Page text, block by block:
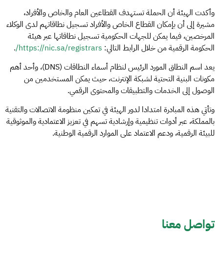
وأكدت الهيئة أن الحملة تستهدف القطاعين العام والخاص والأفراد،
مشيرة إلى أن بإمكان القطاع الخاص والأفراد تسجيل نطاقاتهم لدى الوكلاء
المرخصين، فيما يمكن للجهات الحكومية تسجيل نطاقاتها عبر هيئة
الحكومة الرقمية من خلال الرابط التالي: https://nic.sa/registrars/
.
يعد اسم النطاق المورد الرئيس لنظام أسماء النطاقات (DNS)، وأحد أهم
مكونات البنية التحتية لشبكة الإنترنت، حيث يمكن المستخدمين من
الوصول إلى الخدمات والتطبيقات والمحتوى الرقمي.
وتأتي هذه المبادرة امتدادا لدور الهيئة في تمكين منظومة الاتصالات والتقنية
بالمملكة، عبر أدوات تنظيمية وإرشادية تسهم في تعزيز الاعتمادية والموثوقية
للبيئة الرقمية، ودعم الاعتماد على الموارد الرقمية الوطنية.
تواصل معنا